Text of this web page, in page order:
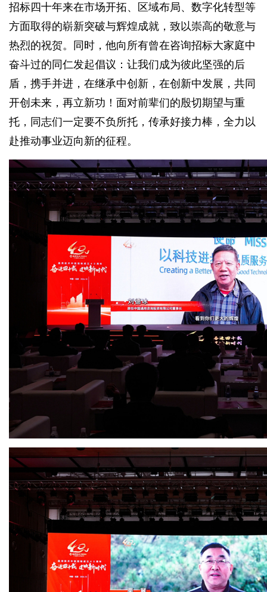
招标四十年来在市场开拓、区域布局、数字化转型等
方面取得的崭新突破与辉煌成就，致以崇高的敬意与
热烈的祝贺。同时，他向所有曾在咨询招标大家庭中
奋斗过的同仁发起倡议：让我们成为彼此坚强的后
盾，携手并进，在继承中创新，在创新中发展，共同
开创未来，再立新功！面对前辈们的殷切期望与重
托，同志们一定要不负所托，传承好接力棒，全力以
赴推动事业迈向新的征程。